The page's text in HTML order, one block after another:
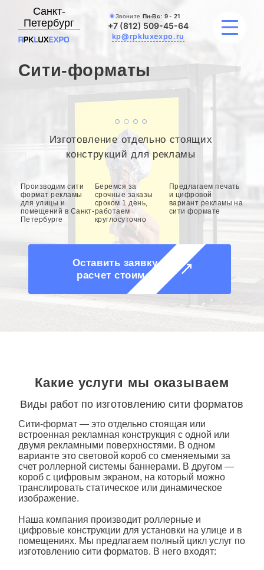
Санкт-
Петербург
Звоните Пн-Вс: 9 - 21
+7 (812) 509-45-64
kp@rpkluxexpo.ru
О КОМПАНИИ
Сити-форматы
Изготовление отдельно стоящих
конструкций для рекламы
Производим сити
формат рекламы
для улицы и
помещений в Санкт-
Петербурге
Беремся за
срочные заказы
сроком 1 день,
работаем
круглосуточно
Предлагаем печать
и цифровой
вариант рекламы на
сити формате
Оставить заявку на
расчет стоимости
Какие услуги мы оказываем
Виды работ по изготовлению сити форматов
Сити-формат — это отдельно стоящая или
встроенная рекламная конструкция с одной или
двумя рекламными поверхностями. В одном
варианте это световой короб со сменяемыми за
счет роллерной системы баннерами. В другом —
короб с цифровым экраном, на который можно
транслировать статическое или динамическое
изображение.
Наша компания производит роллерные и
цифровые конструкции для установки на улице и в
помещениях. Мы предлагаем полный цикл услуг по
изготовлению сити форматов. В него входят: